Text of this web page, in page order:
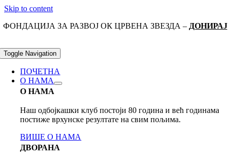
Skip to content
ФОНДАЦИЈА ЗА РАЗВОЈ ОК ЦРВЕНА ЗВЕЗДА – ДОНИРАЈ
Toggle Navigation
ПОЧЕТНА
О НАМА
О НАМА
Наш одбојкашки клуб постоји 80 годинa и већ годинама
постиже врхунске резултате на свим пољима.
ВИШЕ О НАМА
ДВОРАНА